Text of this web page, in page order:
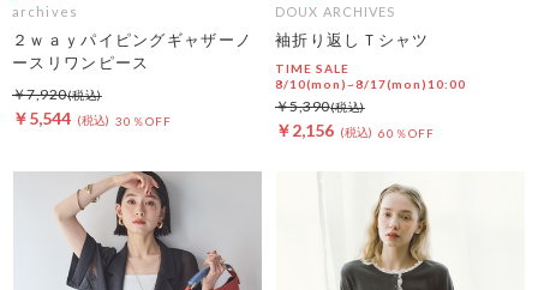
archives
２ｗａｙパイピングギャザーノ
ースリワンピース
￥5,544 30％OFF
￥7,920
DOUX ARCHIVES
袖折り返しＴシャツ
TIME SALE
8/10(mon)~8/17(mon)10:00
￥2,156 60％OFF
￥5,390